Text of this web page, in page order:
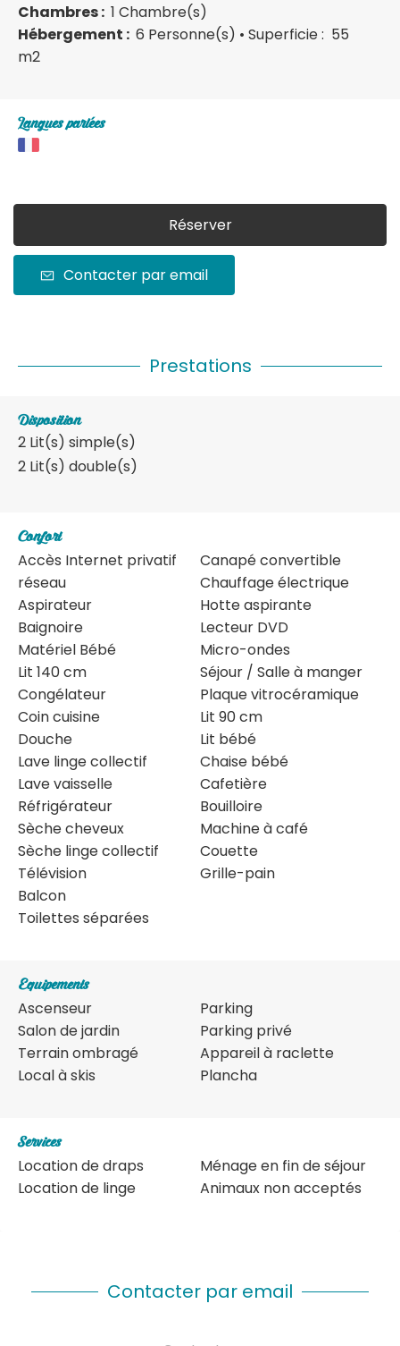
Chambres : 1 Chambre(s)
Hébergement : 6 Personne(s) • Superficie : 55
m2
Langues parlées
Réserver
Contacter par email
Prestations
Disposition
2 Lit(s) simple(s)
2 Lit(s) double(s)
Confort
Accès Internet privatif
réseau
Aspirateur
Baignoire
Matériel Bébé
Lit 140 cm
Congélateur
Coin cuisine
Douche
Lave linge collectif
Lave vaisselle
Réfrigérateur
Sèche cheveux
Sèche linge collectif
Télévision
Balcon
Toilettes séparées
Canapé convertible
Chauffage électrique
Hotte aspirante
Lecteur DVD
Micro-ondes
Séjour / Salle à manger
Plaque vitrocéramique
Lit 90 cm
Lit bébé
Chaise bébé
Cafetière
Bouilloire
Machine à café
Couette
Grille-pain
Equipements
Ascenseur
Salon de jardin
Terrain ombragé
Local à skis
Parking
Parking privé
Appareil à raclette
Plancha
Services
Location de draps
Location de linge
Ménage en fin de séjour
Animaux non acceptés
Contacter par email